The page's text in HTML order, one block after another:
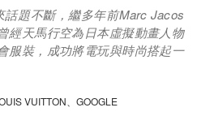
話題不斷，繼多年前Marc Jacos
經天馬行空為日本虛擬動畫人物
服裝，成功將電玩與時尚搭起一
VUITTON、GOOGLE